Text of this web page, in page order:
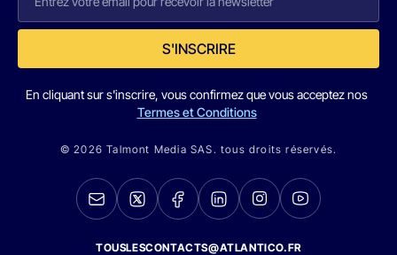
S'INSCRIRE
En cliquant sur s'inscrire, vous confirmez que vous acceptez nos
Termes et Conditions
© 2026 Talmont Media SAS. tous droits réservés.
TOUSLESCONTACTS@ATLANTICO.FR